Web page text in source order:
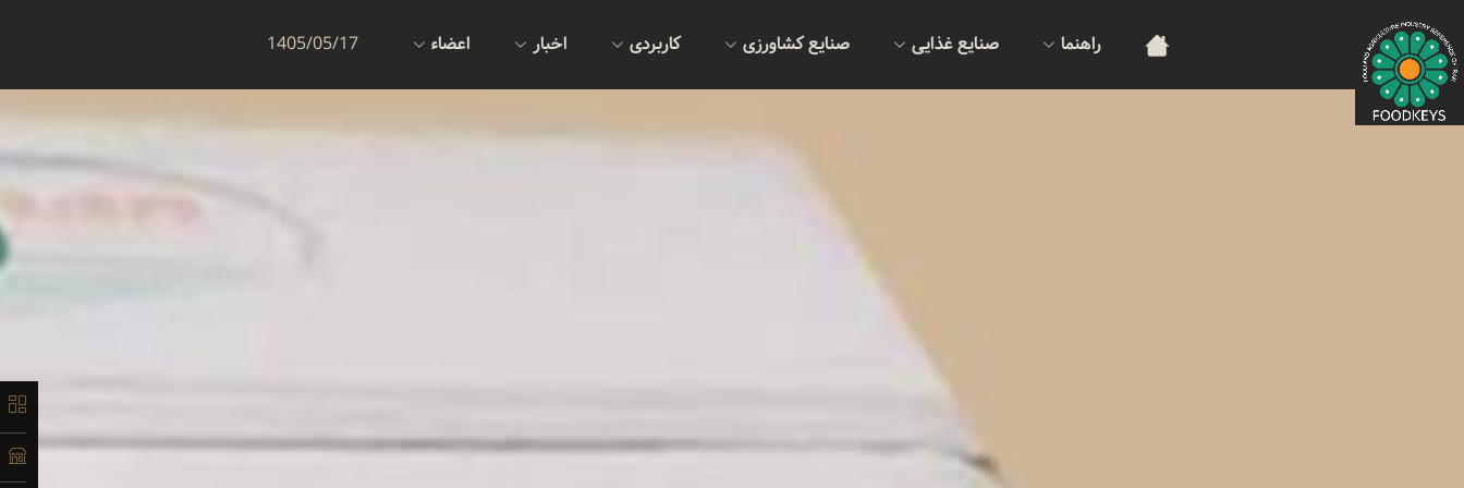
راهنما صنایع غذایی صنایع کشاورزی کاربردی اخبار اعضاء 1405/05/17